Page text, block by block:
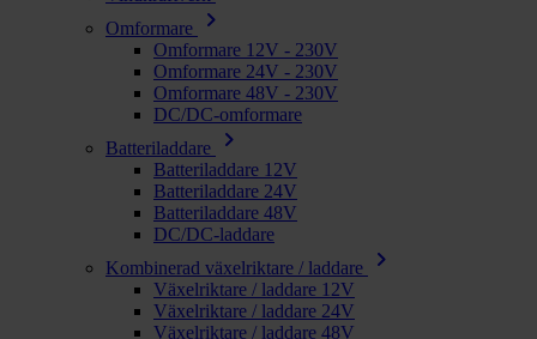
Omformare chevron_right
Omformare 12V - 230V
Omformare 24V - 230V
Omformare 48V - 230V
DC/DC-omformare
Batteriladdare
chevron_right
Batteriladdare 12V
Batteriladdare 24V
Batteriladdare 48V
DC/DC-laddare
Kombinerad växelriktare / laddare
chevron_right
Växelriktare / laddare 12V
Växelriktare / laddare 24V
Växelriktare / laddare 48V